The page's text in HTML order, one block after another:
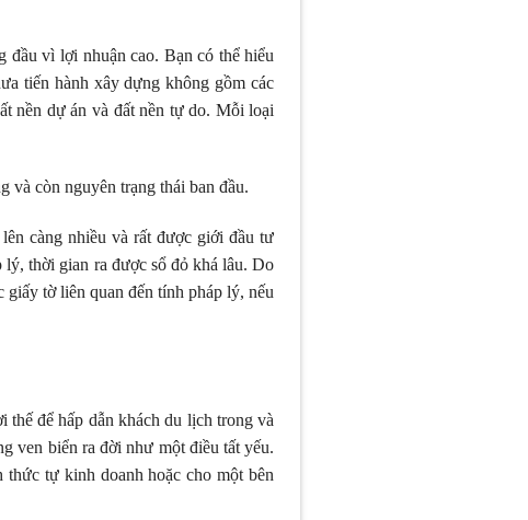
đầu vì lợi nhuận cao. Bạn có thể hiểu
tiến hành xây dựng không gồm các
nền dự án và đất nền tự do. Mỗi loại
và còn nguyên trạng thái ban đầu.
càng nhiều và rất được giới đầu tư
thời gian ra được sổ đỏ khá lâu. Do
tờ liên quan đến tính pháp lý, nếu
để hấp dẫn khách du lịch trong và
ven biển ra đời như một điều tất yếu.
tự kinh doanh hoặc cho một bên